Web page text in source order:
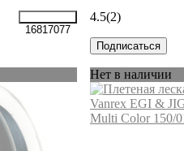
16817077
4.5(2)
Подписаться
Нет в наличии